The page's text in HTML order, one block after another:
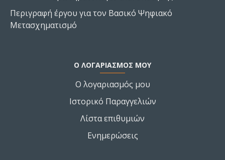
Περιγραφή έργου για τον Βασικό Ψηφιακό
Μετασχηματισμό
Ο ΛΟΓΑΡΙΑΣΜΌΣ ΜΟΥ
Ο λογαριασμός μου
Ιστορικό Παραγγελιών
Λίστα επιθυμιών
Ενημερώσεις